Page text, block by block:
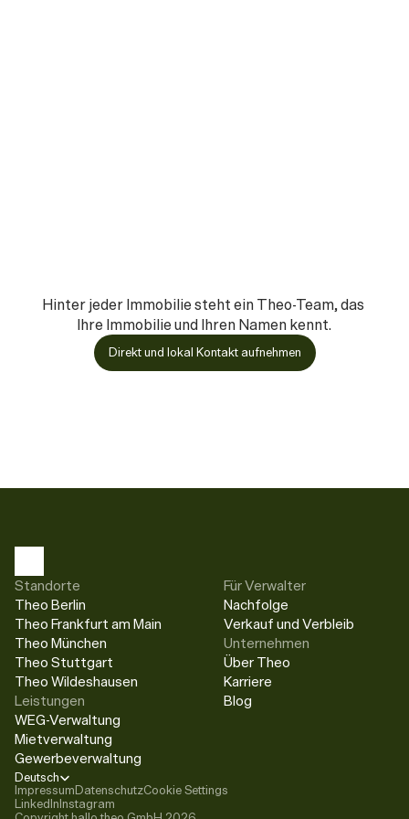
Hinter jeder Immobilie steht ein Theo-Team, das
Ihre Immobilie und Ihren Namen kennt.
Direkt und lokal Kontakt aufnehmen
Standorte
Theo Berlin
Theo Frankfurt am Main
Theo München
Theo Stuttgart
Theo Wildeshausen
Leistungen
WEG-Verwaltung
Mietverwaltung
Gewerbeverwaltung
Für Verwalter
Nachfolge
Verkauf und Verbleib
Unternehmen
Über Theo
Karriere
Blog
Select Language
Deutsch
Impressum DatenschutzCookie Settings
LinkedIn Instagram